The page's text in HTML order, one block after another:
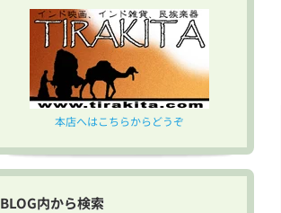
本店へはこちらからどうぞ
BLOG内から検索